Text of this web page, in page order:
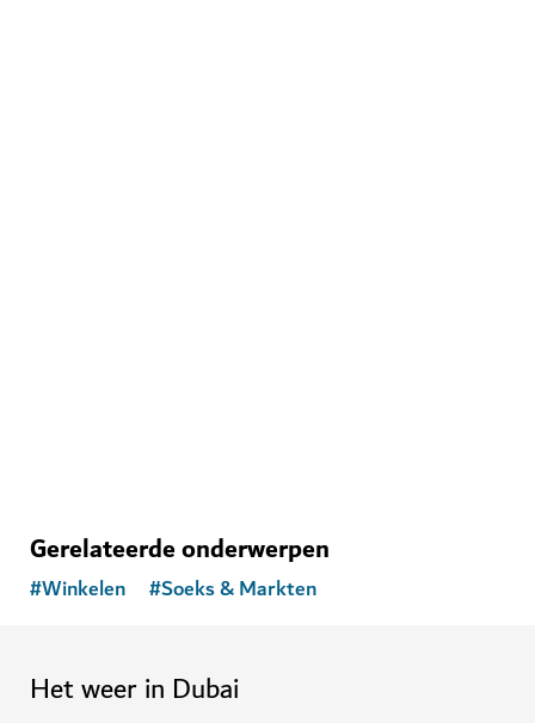
Gerelateerde onderwerpen
#Winkelen #Soeks & Markten
Het weer in Dubai